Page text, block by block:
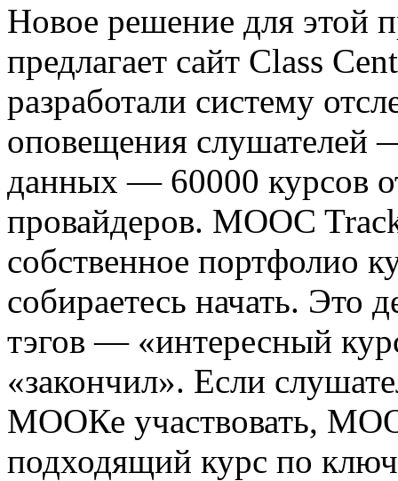
Новое решение для этой
предлагает сайт Class
разработали систему
оповещения
данных — 60000 курсов
провайдеров. MOOC
собственное портфолио
собираетесь начать. Это
тэгов — «интересный
«закончил». Если
МООКе участвовать,
подходящий курс по